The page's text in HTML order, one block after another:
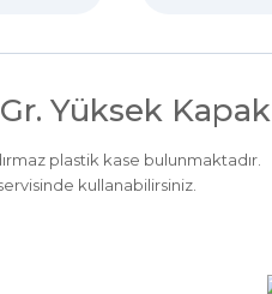
Yüksek Kapak
plastik kase bulunmaktadır.
kullanabilirsiniz.